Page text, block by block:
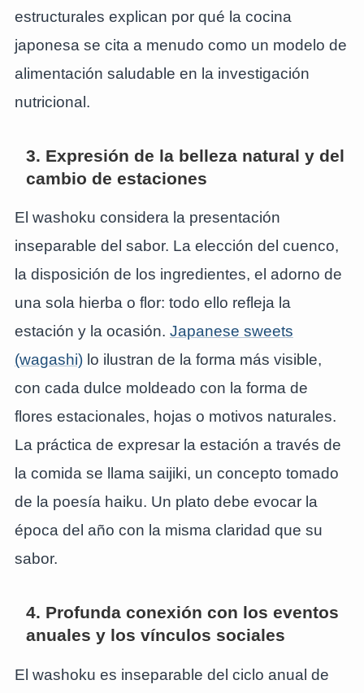
estructurales explican por qué la cocina
japonesa se cita a menudo como un modelo de
alimentación saludable en la investigación
nutricional.
3. Expresión de la belleza natural y del
cambio de estaciones
El washoku considera la presentación
inseparable del sabor. La elección del cuenco,
la disposición de los ingredientes, el adorno de
una sola hierba o flor: todo ello refleja la
estación y la ocasión. Japanese sweets
(wagashi)lo ilustran de la forma más visible,
con cada dulce moldeado con la forma de
flores estacionales, hojas o motivos naturales.
La práctica de expresar la estación a través de
la comida se llama saijiki, un concepto tomado
de la poesía haiku. Un plato debe evocar la
época del año con la misma claridad que su
sabor.
4. Profunda conexión con los eventos
anuales y los vínculos sociales
El washoku es inseparable del ciclo anual de